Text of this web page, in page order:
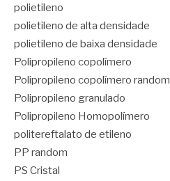
polietileno
polietileno de alta densidade
polietileno de baixa densidade
Polipropileno copolímero
Polipropileno copolímero random
Polipropileno granulado
Polipropileno Homopolímero
politereftalato de etileno
PP random
PS Cristal